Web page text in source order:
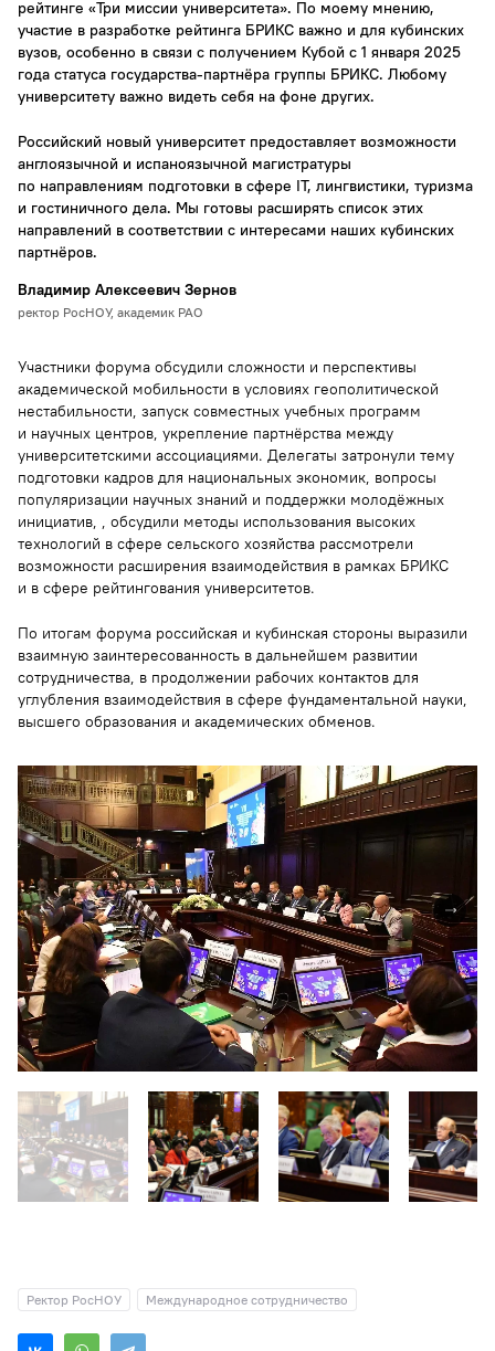
рейтинге «Три миссии университета». По моему мнению,
участие в разработке рейтинга БРИКС важно и для кубинских
вузов, особенно в связи с получением Кубой с 1 января 2025
года статуса государства-партнёра группы БРИКС. Любому
университету важно видеть себя на фоне других.
Российский новый университет предоставляет возможности
англоязычной и испаноязычной магистратуры
по направлениям подготовки в сфере IT, лингвистики, туризма
и гостиничного дела. Мы готовы расширять список этих
направлений в соответствии с интересами наших кубинских
партнёров.
Владимир Алексеевич Зернов
ректор РосНОУ, академик РАО
Участники форума обсудили сложности и перспективы
академической мобильности в условиях геополитической
нестабильности, запуск совместных учебных программ
и научных центров, укрепление партнёрства между
университетскими ассоциациями. Делегаты затронули тему
подготовки кадров для национальных экономик, вопросы
популяризации научных знаний и поддержки молодёжных
инициатив, , обсудили методы использования высоких
технологий в сфере сельского хозяйства рассмотрели
возможности расширения взаимодействия в рамках БРИКС
и в сфере рейтингования университетов.
По итогам форума российская и кубинская стороны выразили
взаимную заинтересованность в дальнейшем развитии
сотрудничества, в продолжении рабочих контактов для
углубления взаимодействия в сфере фундаментальной науки,
высшего образования и академических обменов.
Ректор РосНОУ Международное сотрудничество